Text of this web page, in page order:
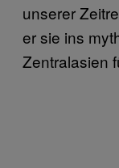
unserer
er sie ins
Zentralasien